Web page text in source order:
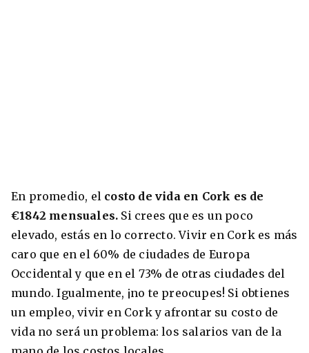
En promedio, el costo de vida en Cork es de
€1842 mensuales. Si crees que es un poco
elevado, estás en lo correcto. Vivir en Cork es más
caro que en el 60% de ciudades de Europa
Occidental y que en el 73% de otras ciudades del
mundo. Igualmente, ¡no te preocupes! Si obtienes
un empleo, vivir en Cork y afrontar su costo de
vida no será un problema: los salarios van de la